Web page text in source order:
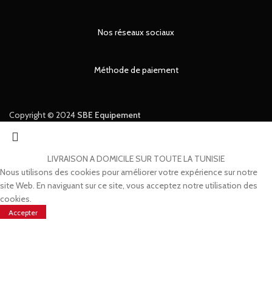
Nos réseaux sociaux
Méthode de paiement
Copyright © 2024 SBE Equipement
LIVRAISON A DOMICILE SUR TOUTE LA TUNISIE
Nous utilisons des cookies pour améliorer votre expérience sur notre
site Web. En naviguant sur ce site, vous acceptez notre utilisation des
cookies.
Accepter